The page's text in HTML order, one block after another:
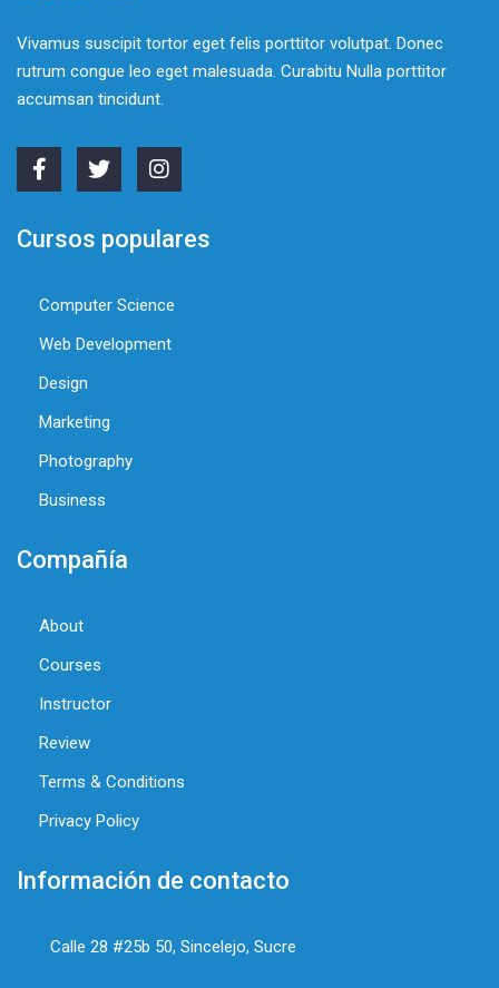
Vivamus suscipit tortor eget felis porttitor volutpat. Donec
rutrum congue leo eget malesuada. Curabitu Nulla porttitor
accumsan tincidunt.
Cursos populares
Computer Science
Web Development
Design
Marketing
Photography
Business
Compañía
About
Courses
Instructor
Review
Terms & Conditions
Privacy Policy
Información de contacto
Calle 28 #25b 50, Sincelejo, Sucre